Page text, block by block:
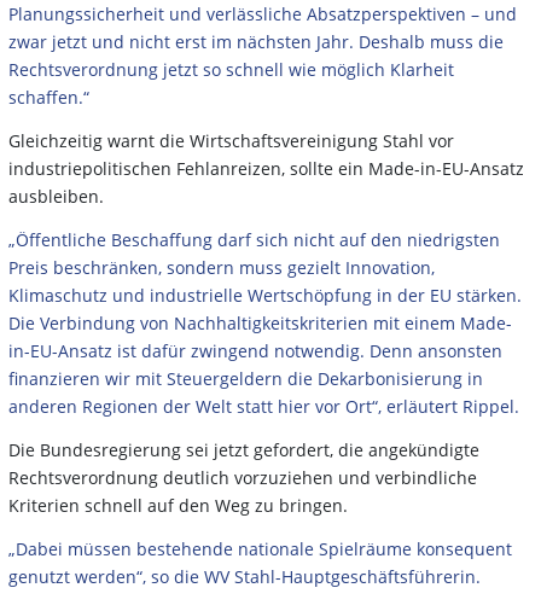
Planungssicherheit und verlässliche Absatzperspektiven – und
zwar jetzt und nicht erst im nächsten Jahr. Deshalb muss die
Rechtsverordnung jetzt so schnell wie möglich Klarheit
schaffen.“
Gleichzeitig warnt die Wirtschaftsvereinigung Stahl vor
industriepolitischen Fehlanreizen, sollte ein Made-in-EU-Ansatz
ausbleiben.
„Öffentliche Beschaffung darf sich nicht auf den niedrigsten
Preis beschränken, sondern muss gezielt Innovation,
Klimaschutz und industrielle Wertschöpfung in der EU stärken.
Die Verbindung von Nachhaltigkeitskriterien mit einem Made-
in-EU-Ansatz ist dafür zwingend notwendig. Denn ansonsten
finanzieren wir mit Steuergeldern die Dekarbonisierung in
anderen Regionen der Welt statt hier vor Ort“, erläutert Rippel.
Die Bundesregierung sei jetzt gefordert, die angekündigte
Rechtsverordnung deutlich vorzuziehen und verbindliche
Kriterien schnell auf den Weg zu bringen.
„Dabei müssen bestehende nationale Spielräume konsequent
genutzt werden“, so die WV Stahl-Hauptgeschäftsführerin.